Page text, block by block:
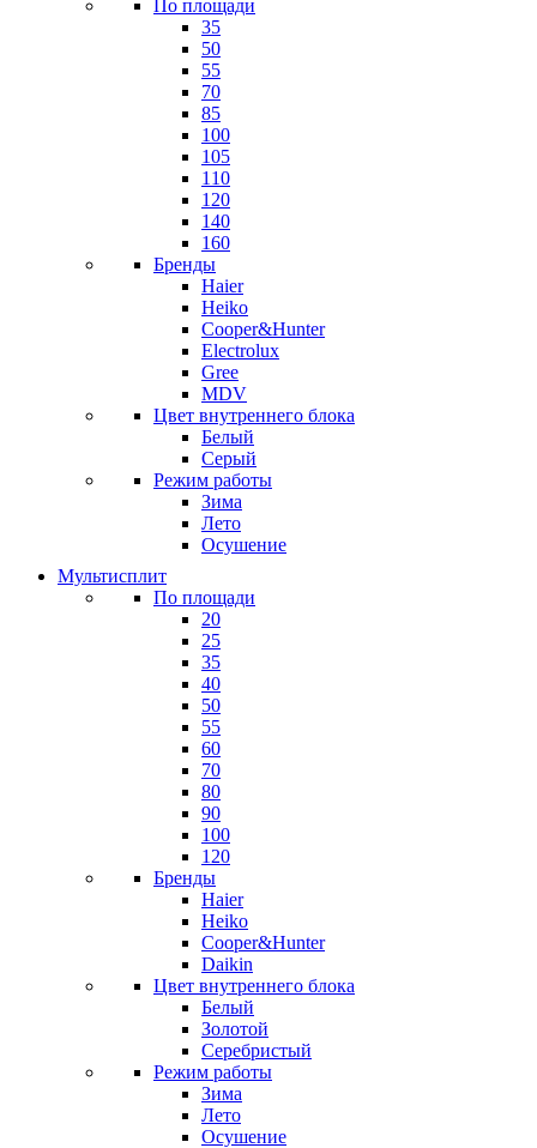
По площади
35
50
55
70
85
100
105
110
120
140
160
Бренды
Haier
Heiko
Cooper&Hunter
Electrolux
Gree
MDV
Цвет внутреннего блока
Белый
Серый
Режим работы
Зима
Лето
Осушение
Мультисплит
По площади
20
25
35
40
50
55
60
70
80
90
100
120
Бренды
Haier
Heiko
Cooper&Hunter
Daikin
Цвет внутреннего блока
Белый
Золотой
Серебристый
Режим работы
Зима
Лето
Осушение